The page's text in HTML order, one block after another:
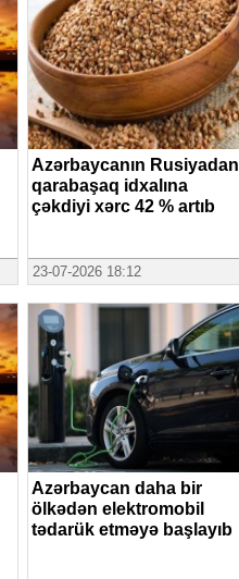
Azərbaycanın Rusiyadan
qarabaşaq idxalına
çəkdiyi xərc 42 % artıb
23-07-2026 18:12
Azərbaycan daha bir
ölkədən elektromobil
tədarük etməyə başlayıb